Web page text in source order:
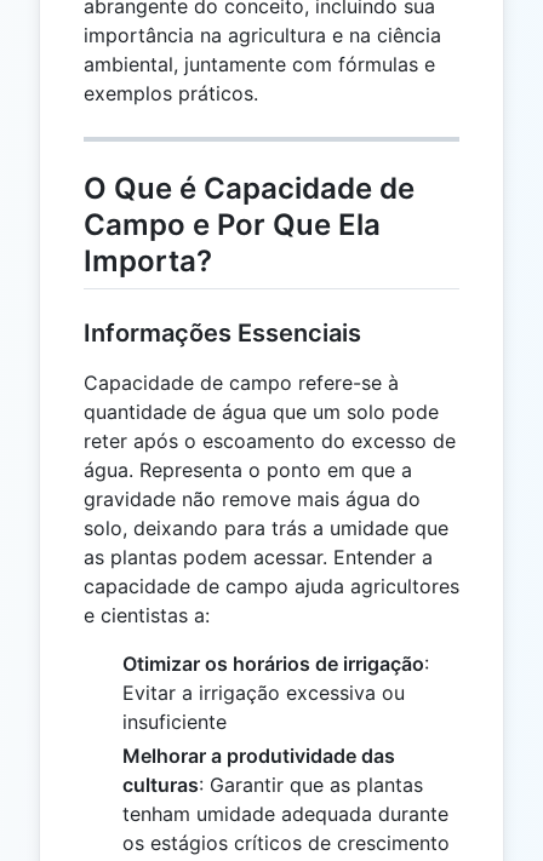
abrangente do conceito, incluindo sua
importância na agricultura e na ciência
ambiental, juntamente com fórmulas e
exemplos práticos.
O Que é Capacidade de
Campo e Por Que Ela
Importa?
Informações Essenciais
Capacidade de campo refere-se à
quantidade de água que um solo pode
reter após o escoamento do excesso de
água. Representa o ponto em que a
gravidade não remove mais água do
solo, deixando para trás a umidade que
as plantas podem acessar. Entender a
capacidade de campo ajuda agricultores
e cientistas a:
Otimizar os horários de irrigação:
Evitar a irrigação excessiva ou
insuficiente
Melhorar a produtividade das
culturas: Garantir que as plantas
tenham umidade adequada durante
os estágios críticos de crescimento